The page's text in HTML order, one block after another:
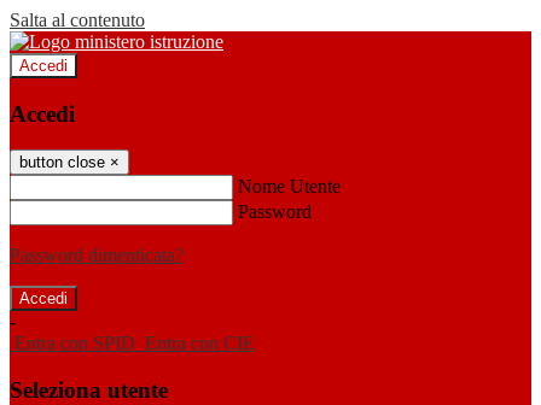
Salta al contenuto
Accedi
Accedi
button close ×
Nome Utente
Password
Password dimenticata?
-
Entra con SPID Entra con CIE
Seleziona utente